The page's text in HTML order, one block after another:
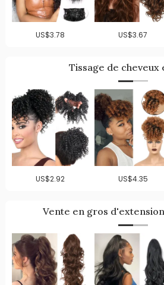
US$3.78 US$3.67
Tissage de cheveux
US$2.92 US$4.35
Vente en gros